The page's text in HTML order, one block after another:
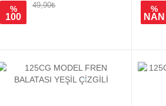
%
100
49,90₺ %
NAN